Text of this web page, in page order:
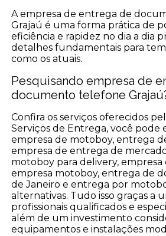
A empresa de entrega de
Grajaú é uma forma prática de
eficiência e rapidez no dia a dia
detalhes fundamentais para
como os atuais.
Pesquisando empresa de
documento telefone
Confira os serviços oferecidos
Serviços de Entrega, você pode
empresa de motoboy, entrega
empresa de entrega de
motoboy para delivery,
empresa motoboy, entrega de
de Janeiro e entrega por
alternativas. Tudo isso graças a
profissionais qualificados e
além de um investimento
equipamentos e instalações